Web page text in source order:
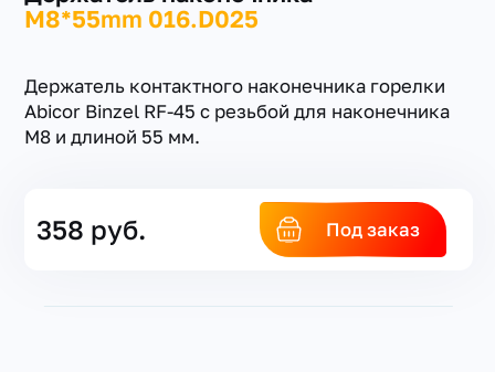
заказать звонок
M8*55mm 016.D025
Держатель контактного наконечника горелки
Abicor Binzel RF-45 с резьбой для наконечника
М8 и длиной 55 мм.
358 руб. Под заказ